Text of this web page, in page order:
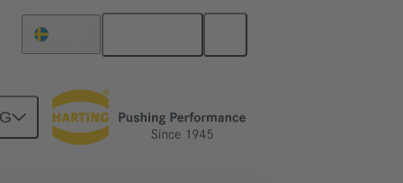
till dotterkort 09 03 000 9968